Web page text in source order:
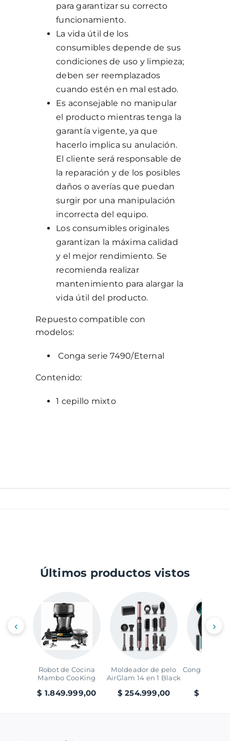
para garantizar su correcto
funcionamiento.
La vida útil de los
consumibles depende de sus
condiciones de uso y limpieza;
deben ser reemplazados
cuando estén en mal estado.
Es aconsejable no manipular
el producto mientras tenga la
garantía vigente, ya que
hacerlo implica su anulación.
El cliente será responsable de
la reparación y de los posibles
daños o averías que puedan
surgir por una manipulación
incorrecta del equipo.
Los consumibles originales
garantizan la máxima calidad
y el mejor rendimiento. Se
recomienda realizar
mantenimiento para alargar la
vida útil del producto.
Repuesto compatible con
modelos:
Conga serie 7490/Eternal
Contenido:
1 cepillo mixto
Últimos productos vistos
‹
Robot de Cocina
Mambo CooKing
$ 1.849.999,00
Moldeador de pelo
AirGlam 14 en 1 Black
$ 254.999,00
Conga 7690
$
›